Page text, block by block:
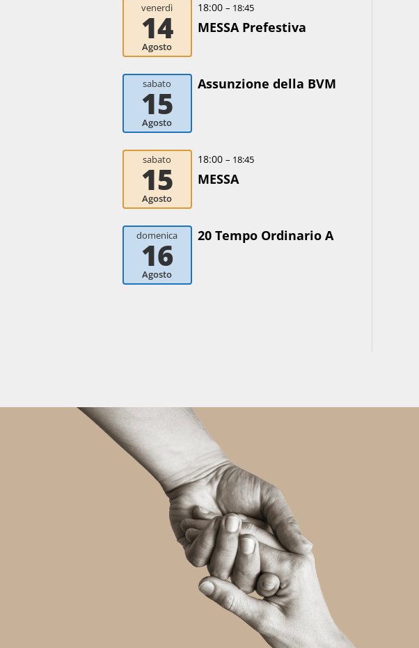
venerdì
14
Agosto
18:00 – 18:45
MESSA Prefestiva
sabato
15
Agosto
Assunzione della BVM
sabato
15
Agosto
18:00 – 18:45
MESSA
domenica
16
Agosto
20 Tempo Ordinario A